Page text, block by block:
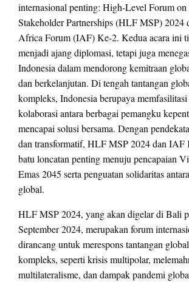
internasional penting: High-Level Forum
Stakeholder Partnerships (HLF MSP) 2024
Africa Forum (IAF) Ke-2. Kedua acara ini
menjadi ajang diplomasi, tetapi juga
Indonesia dalam mendorong kemitraan
dan berkelanjutan. Di tengah tantangan
kompleks, Indonesia berupaya
kolaborasi antara berbagai pemangku
mencapai solusi bersama. Dengan
dan transformatif, HLF MSP 2024 dan IAF
batu loncatan penting menuju pencapaian
Emas 2045 serta penguatan solidaritas
global.
HLF MSP 2024, yang akan digelar di Bali
September 2024, merupakan forum
dirancang untuk merespons tantangan
kompleks, seperti krisis multipolar,
multilateralisme, dan dampak pandemi